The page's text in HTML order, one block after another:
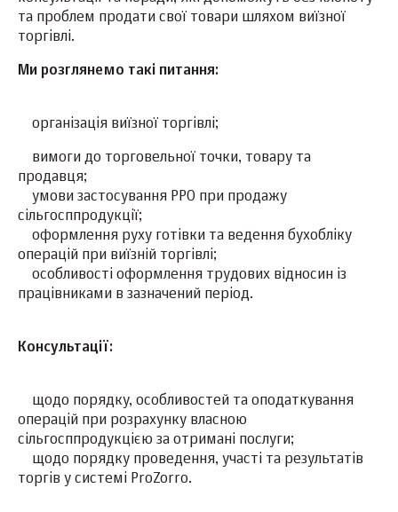
та проблем продати свої товари шляхом виїзної
торгівлі.
Ми розглянемо такі питання:
організація виїзної торгівлі;
вимоги до торговельної точки, товару та
продавця;
умови застосування РРО при продажу
сільгосппродукції;
оформлення руху готівки та ведення бухобліку
операцій при виїзній торгівлі;
особливості оформлення трудових відносин із
працівниками в зазначений період.
Консультації:
щодо порядку, особливостей та оподаткування
операцій при розрахунку власною
сільгосппродукцією за отримані послуги;
щодо порядку проведення, участі та результатів
торгів у системі ProZorro.